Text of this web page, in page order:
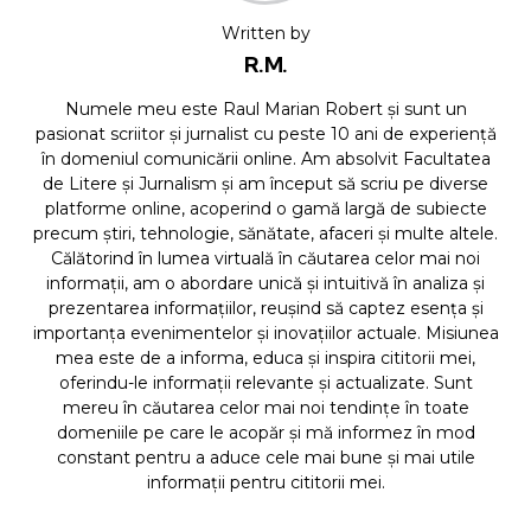
Written by
R.M.
Numele meu este Raul Marian Robert și sunt un
pasionat scriitor și jurnalist cu peste 10 ani de experiență
în domeniul comunicării online. Am absolvit Facultatea
de Litere și Jurnalism și am început să scriu pe diverse
platforme online, acoperind o gamă largă de subiecte
precum știri, tehnologie, sănătate, afaceri și multe altele.
Călătorind în lumea virtuală în căutarea celor mai noi
informații, am o abordare unică și intuitivă în analiza și
prezentarea informațiilor, reușind să captez esența și
importanța evenimentelor și inovațiilor actuale. Misiunea
mea este de a informa, educa și inspira cititorii mei,
oferindu-le informații relevante și actualizate. Sunt
mereu în căutarea celor mai noi tendințe în toate
domeniile pe care le acopăr și mă informez în mod
constant pentru a aduce cele mai bune și mai utile
informații pentru cititorii mei.